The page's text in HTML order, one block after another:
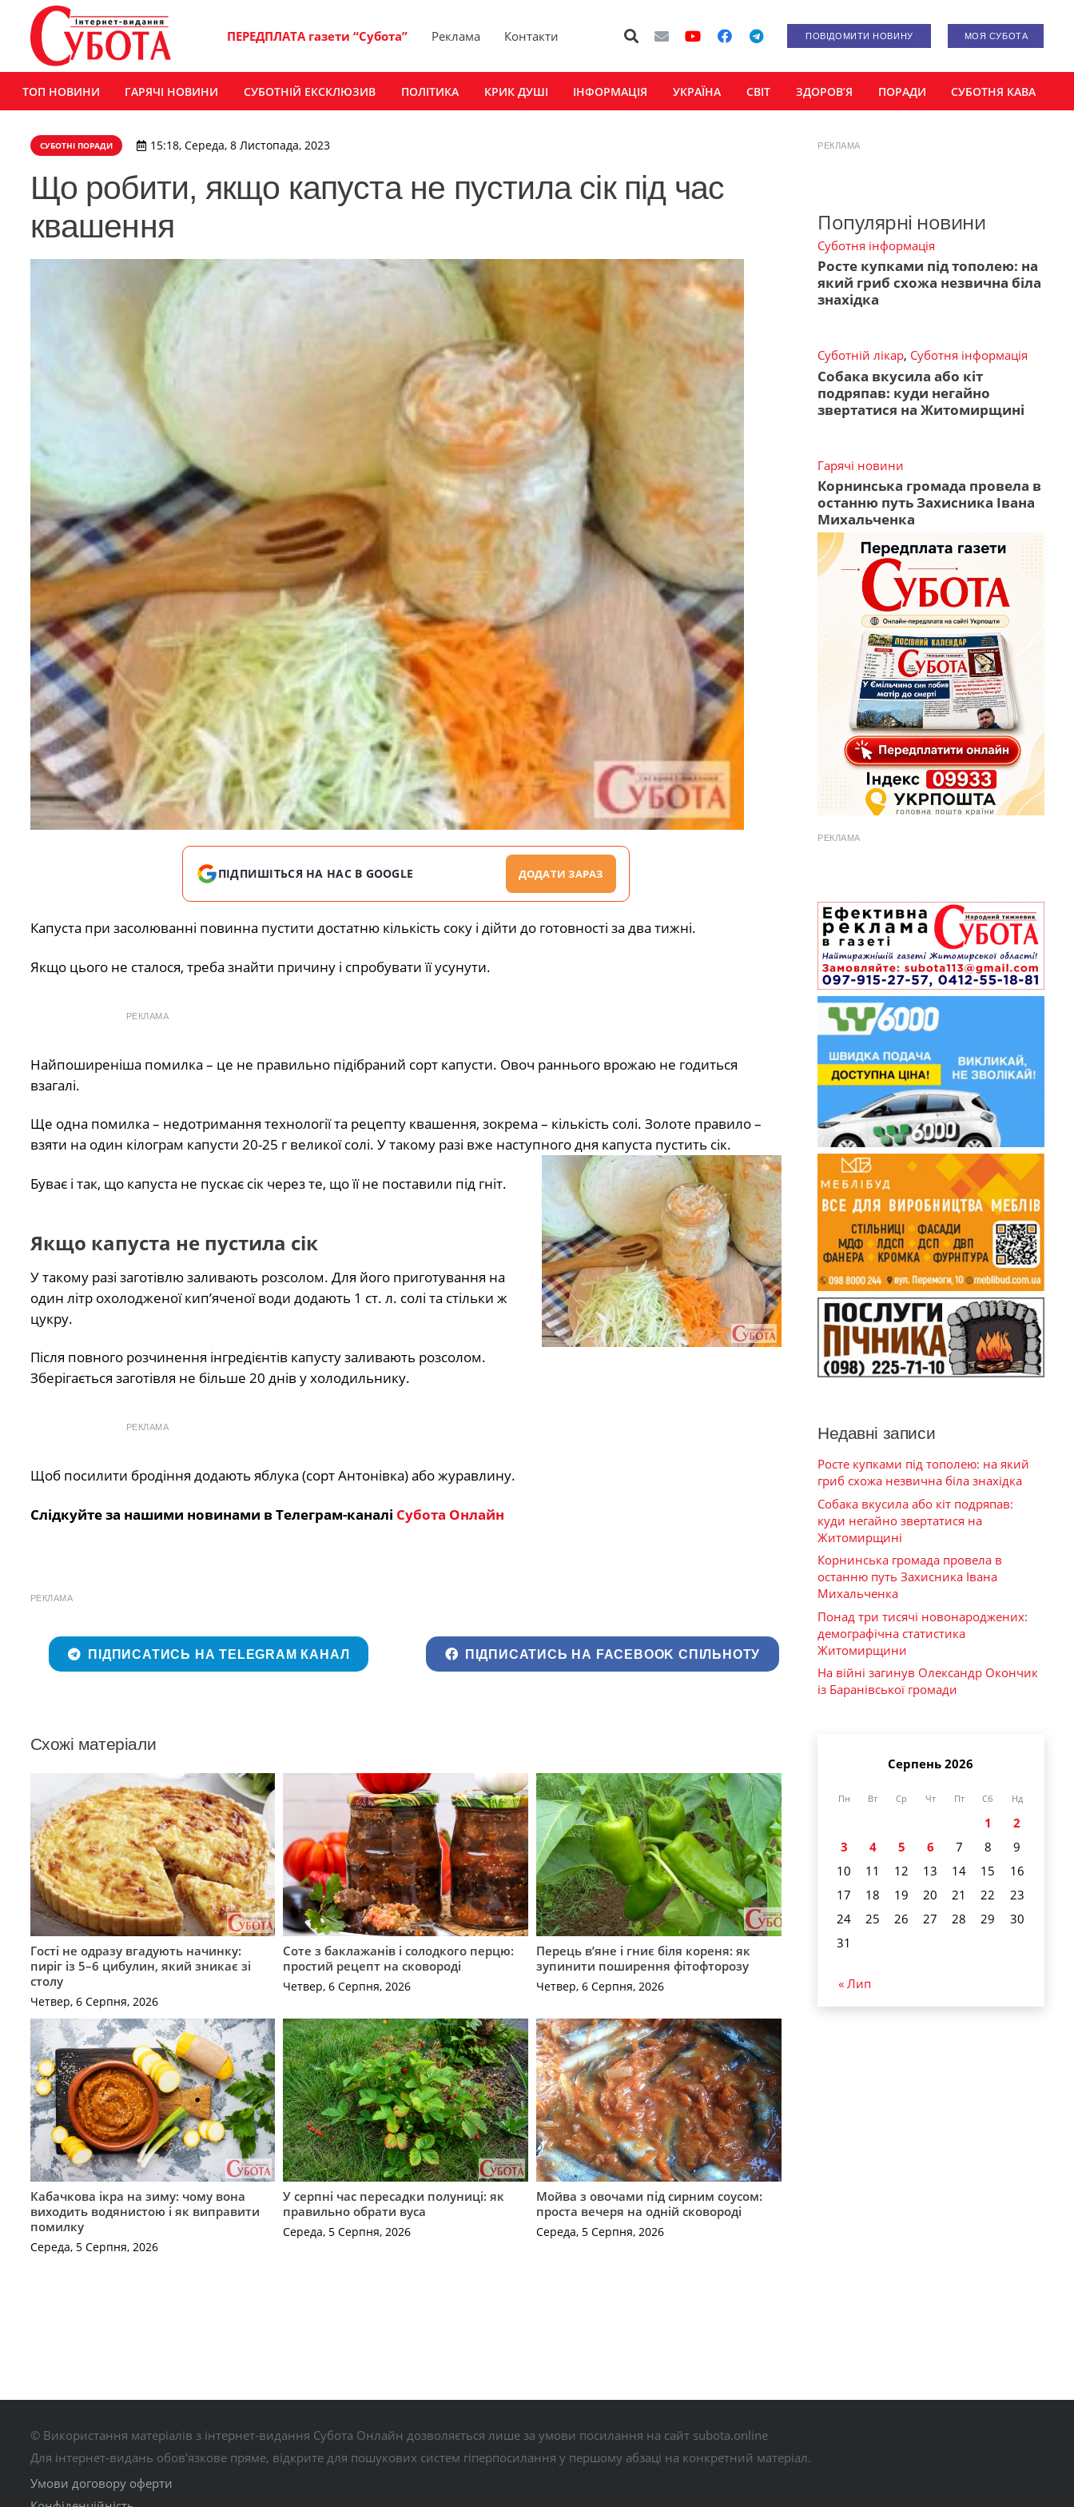
ПЕРЕДПЛАТА газети “Субота” Реклама Контакти ПОВІДОМИТИ НОВИНУ МОЯ СУБОТА
ТОП НОВИНИ ГАРЯЧІ НОВИНИ СУБОТНІЙ ЕКСКЛЮЗИВ ПОЛІТИКА КРИК ДУШІ ІНФОРМАЦІЯ УКРАЇНА СВІТ ЗДОРОВ’Я ПОРАДИ СУБОТНЯ КАВА
СУБОТНІ ПОРАДИ 15:18, Середа, 8 Листопада, 2023
Що робити, якщо капуста не пустила сік під час
квашення
ПІДПИШІТЬСЯ НА НАС В GOOGLE ДОДАТИ ЗАРАЗ
Капуста при засолюванні повинна пустити достатню кількість соку і дійти до готовності за два тижні.
Якщо цього не сталося, треба знайти причину і спробувати її усунути.
РЕКЛАМА
Найпоширеніша помилка – це не правильно підібраний сорт капусти. Овоч раннього врожаю не годиться
взагалі.
Ще одна помилка – недотримання технології та рецепту квашення, зокрема – кількість солі. Золоте правило –
взяти на один кілограм капусти 20-25 г великої солі. У такому разі вже наступного дня капуста пустить сік.
Буває і так, що капуста не пускає сік через те, що її не поставили під гніт.
Якщо капуста не пустила сік
У такому разі заготівлю заливають розсолом. Для його приготування на
один літр охолодженої кип’яченої води додають 1 ст. л. солі та стільки ж
цукру.
Після повного розчинення інгредієнтів капусту заливають розсолом.
Зберігається заготівля не більше 20 днів у холодильнику.
РЕКЛАМА
Щоб посилити бродіння додають яблука (сорт Антонівка) або журавлину.
Слідкуйте за нашими новинами в Телеграм-каналі Субота Онлайн
РЕКЛАМА
ПІДПИСАТИСЬ НА TELEGRAM КАНАЛ ПІДПИСАТИСЬ НА FACEBOOK СПІЛЬНОТУ
Схожі матеріали
Гості не одразу вгадують начинку:
пиріг із 5–6 цибулин, який зникає зі
столу
Четвер, 6 Серпня, 2026
Соте з баклажанів і солодкого перцю:
простий рецепт на сковороді
Четвер, 6 Серпня, 2026
Перець в’яне і гниє біля кореня: як
зупинити поширення фітофторозу
Четвер, 6 Серпня, 2026
Кабачкова ікра на зиму: чому вона
виходить водянистою і як виправити
помилку
Середа, 5 Серпня, 2026
У серпні час пересадки полуниці: як
правильно обрати вуса
Середа, 5 Серпня, 2026
Мойва з овочами під сирним соусом:
проста вечеря на одній сковороді
Середа, 5 Серпня, 2026
РЕКЛАМА
Популярні новини
Суботня інформація
Росте купками під тополею: на
який гриб схожа незвична біла
знахідка
Суботній лікар, Суботня інформація
Собака вкусила або кіт
подряпав: куди негайно
звертатися на Житомирщині
Гарячі новини
Корнинська громада провела в
останню путь Захисника Івана
Михальченка
РЕКЛАМА
Недавні записи
Росте купками під тополею: на який
гриб схожа незвична біла знахідка
Собака вкусила або кіт подряпав:
куди негайно звертатися на
Житомирщині
Корнинська громада провела в
останню путь Захисника Івана
Михальченка
Понад три тисячі новонароджених:
демографічна статистика
Житомирщини
На війні загинув Олександр Окончик
із Баранівської громади
Серпень 2026
Пн Вт Ср Чт Пт Сб Нд
1
2
3
4 5 6 7 8
9
10
11 12 13 14 15
16
17
18 19 20 21 22
23
24
25 26 27 28 29
30
31
« Лип
© Використання матеріалів з інтернет-видання Субота Онлайн дозволяється лише за умови посилання на сайт subota.online
Для інтернет-видань обов’язкове пряме, відкрите для пошукових систем гіперпосилання у першому абзаці на конкретний матеріал.
Умови договору оферти